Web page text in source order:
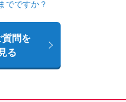
でですか？
質問を
る